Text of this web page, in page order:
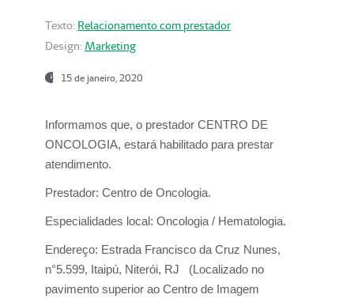
Texto: Relacionamento com prestador
Design: Marketing
15 de janeiro, 2020
Informamos que, o prestador CENTRO DE
ONCOLOGIA, estará habilitado para prestar
atendimento.
Prestador: Centro de Oncologia.
Especialidades local: Oncologia / Hematologia.
Endereço: Estrada Francisco da Cruz Nunes,
n°5.599, Itaipú, Niterói, RJ (Localizado no
pavimento superior ao Centro de Imagem